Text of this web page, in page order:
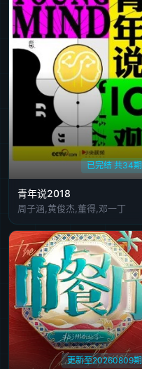
已完结 共34期
青年说2018
周子涵,黄俊杰,董得,邓一丁
更新至20260809期